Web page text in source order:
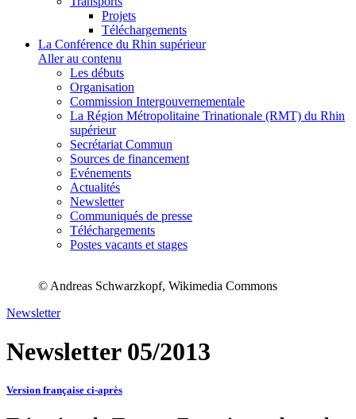
Projets
Téléchargements
La Conférence du Rhin supérieur
Aller au contenu
Les débuts
Organisation
Commission Intergouvernementale
La Région Métropolitaine Trinationale (RMT) du Rhin
supérieur
Secrétariat Commun
Sources de financement
Evénements
Actualités
Newsletter
Communiqués de presse
Téléchargements
Postes vacants et stages
© Andreas Schwarzkopf, Wikimedia Commons
Newsletter
Newsletter 05/2013
Version française ci-après